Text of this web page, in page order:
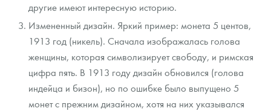
другие имеют интересную историю.
Измененный дизайн. Яркий пример: монета 5 центов,
1913 год (никель). Сначала изображалась голова
женщины, которая символизирует свободу, и римская
цифра пять. В 1913 году дизайн обновился (голова
индейца и бизон), но по ошибке было выпущено 5
монет с прежним дизайном, хотя на них указывался